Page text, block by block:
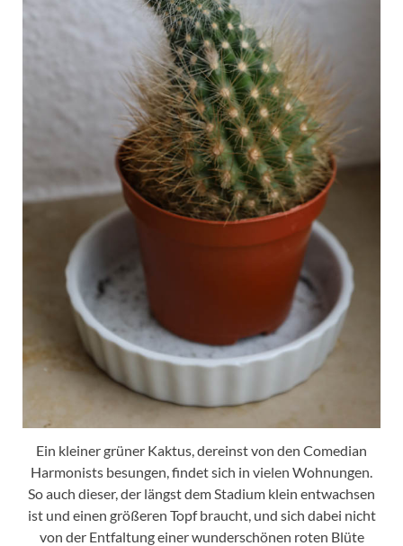
Ein kleiner grüner Kaktus, dereinst von den Comedian
Harmonists besungen, findet sich in vielen Wohnungen.
So auch dieser, der längst dem Stadium klein entwachsen
ist und einen größeren Topf braucht, und sich dabei nicht
von der Entfaltung einer wunderschönen roten Blüte